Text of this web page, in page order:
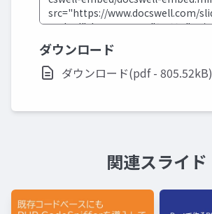
ダウンロード
ダウンロード(pdf - 805.52kB)
関連スライド